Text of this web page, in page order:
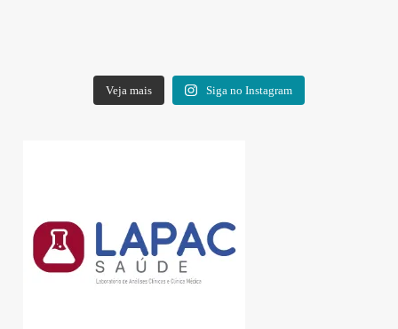
Veja mais Siga no Instagram